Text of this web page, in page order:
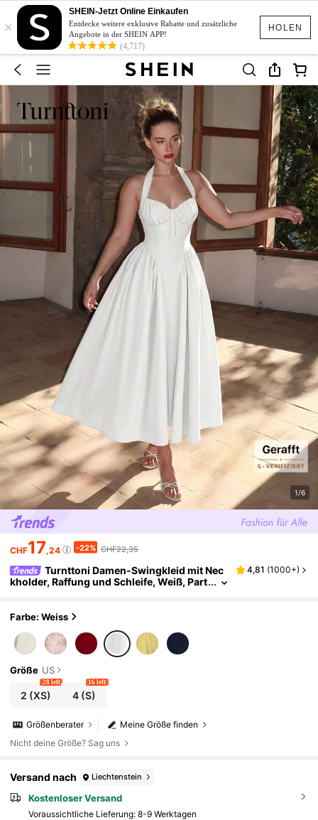
HOLEN
×
SHEIN-Jetzt Online Einkaufen
Entdecke weitere exklusive Rabatte und zusätzliche
Angebote in der SHEIN APP!
(4,717)
1/6
CHF17,24 -22% CHF22,35
Turnttoni Damen-Swingkleid mit Nec
kholder, Raffung und Schleife, Weiß, Part
mmer
4,81 (1000+)
Farbe: Weiss
Größe US
2 (XS)
28 left
4(S)
16 left
Meine Größe finden
Größenberater
Nicht deine Größe? Sag uns
Versand nach Liechtenstein
Kostenloser Versand
Voraussichtliche Lieferung: 8-9 Werktagen